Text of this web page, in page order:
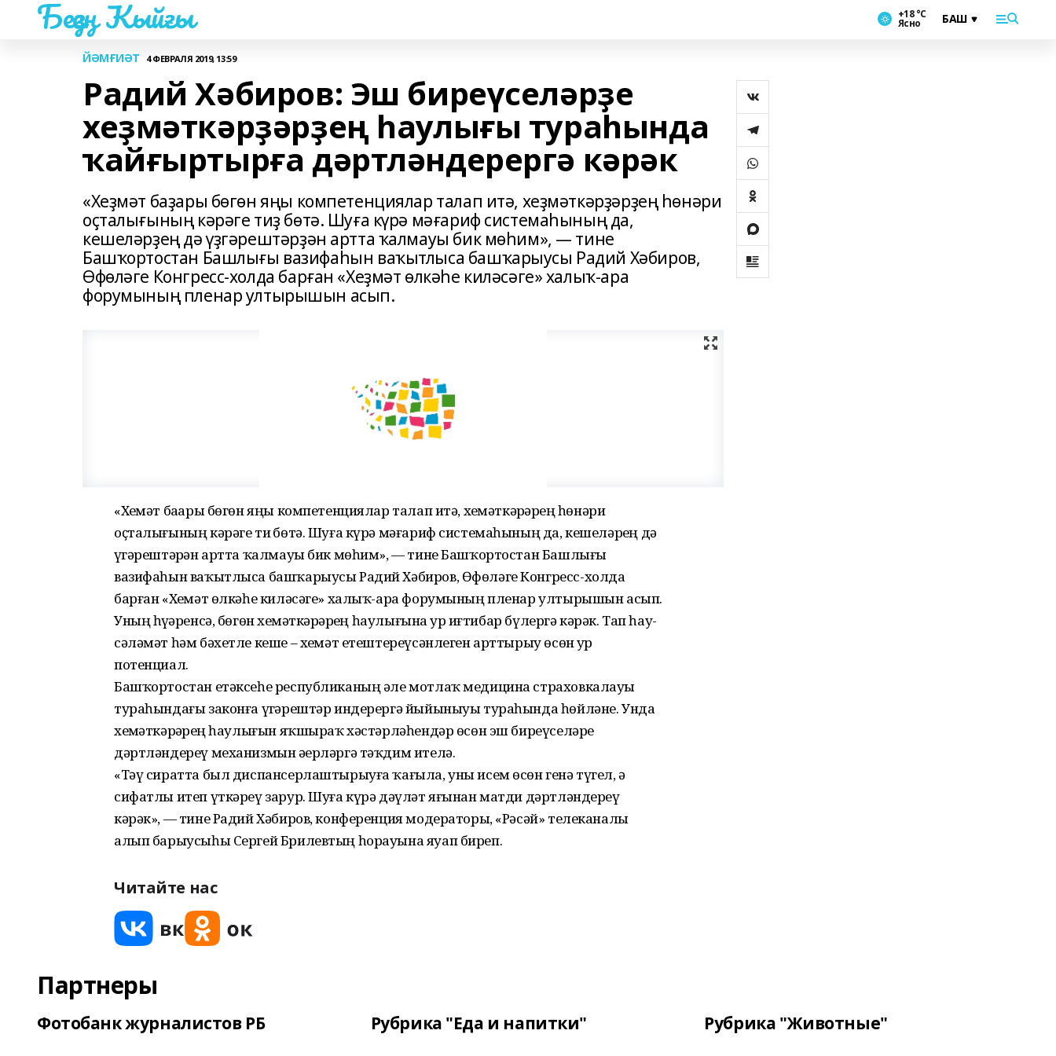
Беҙҙең Ҡыйғы +18 °С
Ясно
ЙӘМҒИӘТ 4 ФЕВРАЛЯ 2019, 13:59
Радий Хәбиров: Эш биреүселәрҙе
хеҙмәткәрҙәрҙең һаулығы тураһында
ҡайғыртырға дәртләндерергә кәрәк
«Хеҙмәт баҙары бөгөн яңы компетенциялар талап итә, хеҙмәткәрҙәрҙең һөнәри
оҫталығының кәрәге тиҙ бөтә. Шуға күрә мәғариф системаһының да,
кешеләрҙең дә үҙгәрештәрҙән артта ҡалмауы бик мөһим», — тине
Башҡортостан Башлығы вазифаһын ваҡытлыса башҡарыусы Радий Хәбиров,
Өфөләге Конгресс-холда барған «Хеҙмәт өлкәһе киләсәге» халыҡ-ара
форумының пленар ултырышын асып.
«Хеҙмәт баҙары бөгөн яңы компетенциялар талап итә, хеҙмәткәрҙәрҙең һөнәри
оҫталығының кәрәге тиҙ бөтә. Шуға күрә мәғариф системаһының да, кешеләрҙең дә
үҙгәрештәрҙән артта ҡалмауы бик мөһим», — тине Башҡортостан Башлығы
вазифаһын ваҡытлыса башҡарыусы Радий Хәбиров, Өфөләге Конгресс-холда
барған «Хеҙмәт өлкәһе киләсәге» халыҡ-ара форумының пленар ултырышын асып.
Уның һүҙҙәренсә, бөгөн хеҙмәткәрҙәрҙең һаулығына ҙур иғтибар бүлергә кәрәк. Тап һау-
сәләмәт һәм бәхетле кеше – хеҙмәт етештереүсәнлеген арттырыу өсөн ҙур
потенциал.
Башҡортостан етәксеһе республиканың әле мотлаҡ медицина страховкалауы
тураһындағы законға үҙгәрештәр индерергә йыйыныуы тураһында һөйләне. Унда
хеҙмәткәрҙәрҙең һаулығын яҡшыраҡ хәстәрләһендәр өсөн эш биреүселәрҙе
дәртләндереү механизмын әҙерләргә тәҡдим ителә.
«Тәү сиратта был диспансерлаштырыуға ҡағыла, уны исем өсөн генә түгел, ә
сифатлы итеп үткәреү зарур. Шуға күрә дәүләт яғынан матди дәртләндереү
кәрәк», — тине Радий Хәбиров, конференция модераторы, «Рәсәй» телеканалы
алып барыусыһы Сергей Брилевтың һорауына яуап биреп.
Читайте нас
Партнеры
Фотобанк журналистов РБ Рубрика "Еда и напитки" Рубрика "Животные"